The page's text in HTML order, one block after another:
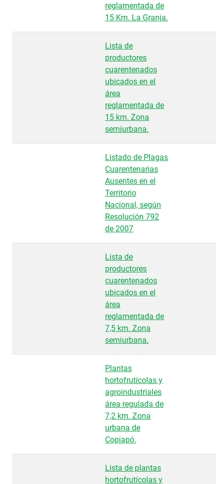
reglamentada de
15 Km. La Granja.
Lista de
productores
cuarentenados
ubicados en el
área
reglamentada de
15 km. Zona
semiurbana.
Listado de Plagas
Cuarentenarias
Ausentes en el
Territorio
Nacional, según
Resolución 792
de 2007
Lista de
productores
cuarentenados
ubicados en el
área
reglamentada de
7,5 km. Zona
semiurbana.
Plantas
hortofrutícolas y
agroindustriales
área regulada de
7,2 km. Zona
urbana de
Copiapó.
Lista de plantas
hortofrutícolas y